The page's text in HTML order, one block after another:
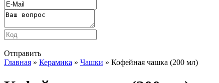
Отправить
Главная » Керамика » Чашки » Кофейная чашка (200 мл)